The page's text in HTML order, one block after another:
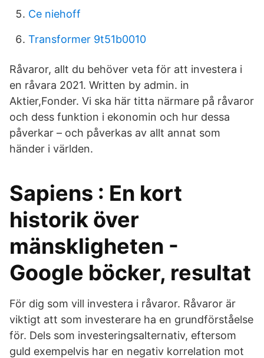
Ce niehoff
Transformer 9t51b0010
Råvaror, allt du behöver veta för att investera i
en råvara 2021. Written by admin. in
Aktier,Fonder. Vi ska här titta närmare på råvaror
och dess funktion i ekonomin och hur dessa
påverkar – och påverkas av allt annat som
händer i världen.
Sapiens : En kort
historik över
mänskligheten -
Google böcker, resultat
För dig som vill investera i råvaror. Råvaror är
viktigt att som investerare ha en grundförståelse
för. Dels som investeringsalternativ, eftersom
guld exempelvis har en negativ korrelation mot